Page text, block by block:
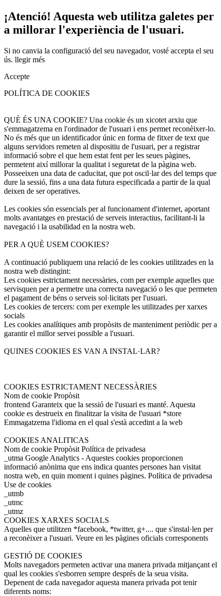
¡Atenció! Aquesta web utilitza galetes per
a millorar l'experiència de l'usuari.
Si no canvia la configuració del seu navegador, vosté accepta el seu
ús. llegir més
Accepte
POLÍTICA DE COOKIES
QUÈ ÉS UNA COOKIE? Una cookie és un xicotet arxiu que
s'emmagatzema en l'ordinador de l'usuari i ens permet reconèixer-lo.
No és més que un identificador únic en forma de fitxer de text que
alguns servidors remeten al dispositiu de l'usuari, per a registrar
informació sobre el que hem estat fent per les seues pàgines,
permetent així millorar la qualitat i seguretat de la pàgina web.
Posseeixen una data de caducitat, que pot oscil·lar des del temps que
dure la sessió, fins a una data futura especificada a partir de la qual
deixen de ser operatives.
Les cookies són essencials per al funcionament d'internet, aportant
molts avantatges en prestació de serveis interactius, facilitant-li la
navegació i la usabilidad en la nostra web.
PER A QUÈ USEM COOKIES?
A continuació publiquem una relació de les cookies utilitzades en la
nostra web distingint:
Les cookies estrictament necessàries, com per exemple aquelles que
servisquen per a permetre una correcta navegació o les que permeten
el pagament de béns o serveis sol·licitats per l'usuari.
Les cookies de tercers: com per exemple les utilitzades per xarxes
socials
Les cookies analítiques amb propòsits de manteniment periòdic per a
garantir el millor servei possible a l'usuari.
QUINES COOKIES ES VAN A INSTAL·LAR?
COOKIES ESTRICTAMENT NECESSÀRIES
Nom de cookie Propòsit
frontend Garanteix que la sessió de l'usuari es manté. Aquesta
cookie es destrueix en finalitzar la visita de l'usuari *store
Emmagatzema l'idioma en el qual s'està accedint a la web
COOKIES ANALITICAS
Nom de cookie Propòsit Política de privadesa
_utma Google Analytics - Aquestes cookies proporcionen
informació anònima que ens indica quantes persones han visitat
nostra web, en quin moment i quines pàgines. Política de privadesa
Use de cookies
_utmb
_utmc
_utmz
COOKIES XARXES SOCIALS
Aquelles que utilitzen *facebook, *twitter, g+.... que s'instal·len per
a reconèixer a l'usuari. Veure en les pàgines oficials corresponents
GESTIÓ DE COOKIES
Molts navegadors permeten activar una manera privada mitjançant el
qual les cookies s'esborren sempre després de la seua visita.
Depenent de cada navegador aquesta manera privada pot tenir
diferents noms: